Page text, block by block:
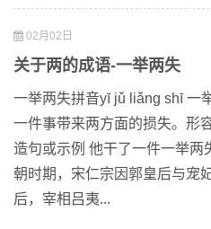
02月02日
关于两的成语-一举两失
一举两失拼音yī jǔ liǎng shī 一
一件事带来两方面的损失。形
造句或示例 他干了一件一举两
朝时期，宋仁宗因郭皇后与宠
后，宰相吕夷...